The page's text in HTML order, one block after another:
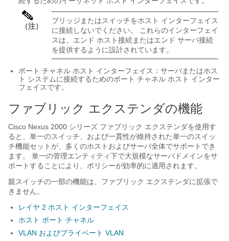
（注）
ブリッジまたはスイッチをホスト インターフェイス
に接続しないでください。 これらのインターフェイ
スは、エンド ホスト接続またはエンド サーバ接続
を提供するように設計されています。
ポート チャネル ホスト インターフェイス：サーバまたはホス
ト システムに接続するためのポート チャネル ホスト インター
フェイスです。
ファブリック エクステンダの機能
Cisco Nexus 2000 シリーズ ファブリック エクステンダを使用す
ると、単一のスイッチ、および一貫性が維持された単一のスイッ
チ機能セットが、多くのホストおよびサーバ全体でサポートでき
ます。 単一の管理エンティティ下で大規模なサーバドメインをサ
ポートすることにより、ポリシーが効率的に適用されます。
親スイッチの一部の機能は、 ファブリック エクステンダに拡張で
きません。
レイヤ 2 ホスト インターフェイス
ホスト ポート チャネル
VLAN およびプライベート VLAN